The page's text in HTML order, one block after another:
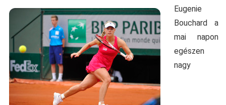
Eugenie
Bouchard a
mai napon
egészen
nagy